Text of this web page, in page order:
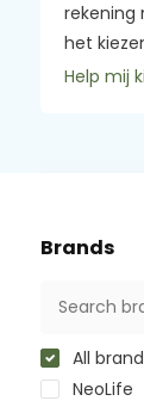
rekening
het
Help mij
Brands
All
NeoLife